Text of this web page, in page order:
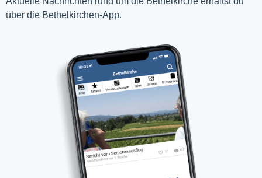
über die Bethelkirchen-App.